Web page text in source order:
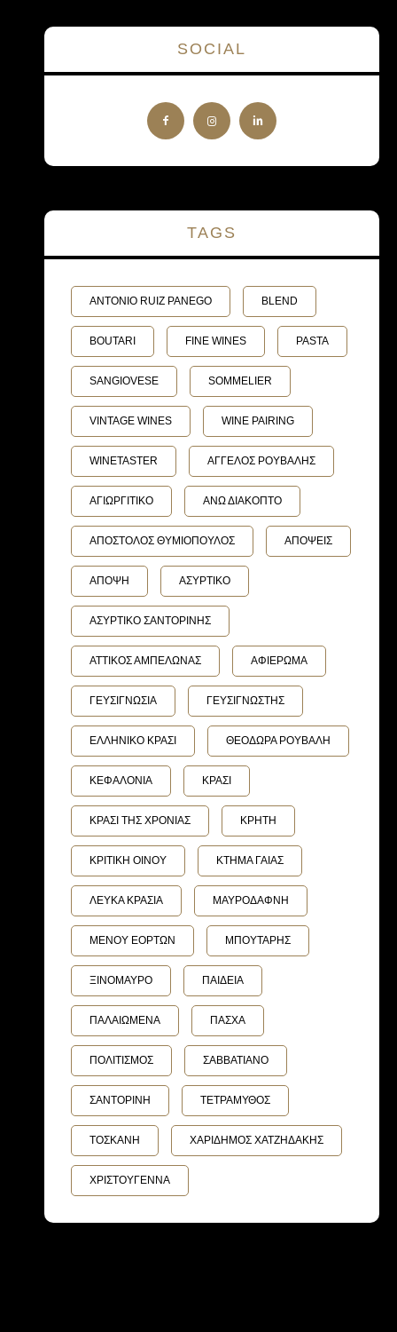
SOCIAL
TAGS
ANTONIO RUIZ PANEGO BLEND
BOUTARI FINE WINES PASTA
SANGIOVESE SOMMELIER
VINTAGE WINES WINE PAIRING
WINETASTER ΑΓΓΕΛΟΣ ΡΟΥΒΑΛΗΣ
ΑΓΙΩΡΓΙΤΙΚΟ ΑΝΩ ΔΙΑΚΟΠΤΟ
ΑΠΟΣΤΟΛΟΣ ΘΥΜΙΟΠΟΥΛΟΣ ΑΠΟΨΕΙΣ
ΑΠΟΨΗ ΑΣΥΡΤΙΚΟ
ΑΣΥΡΤΙΚΟ ΣΑΝΤΟΡΙΝΗΣ
ΑΤΤΙΚΟΣ ΑΜΠΕΛΩΝΑΣ ΑΦΙΕΡΩΜΑ
ΓΕΥΣΙΓΝΩΣΙΑ ΓΕΥΣΙΓΝΩΣΤΗΣ
ΕΛΛΗΝΙΚΟ ΚΡΑΣΙ ΘΕΟΔΩΡΑ ΡΟΥΒΑΛΗ
ΚΕΦΑΛΟΝΙΑ ΚΡΑΣΙ
ΚΡΑΣΙ ΤΗΣ ΧΡΟΝΙΑΣ ΚΡΗΤΗ
ΚΡΙΤΙΚΗ ΟΙΝΟΥ ΚΤΗΜΑ ΓΑΙΑΣ
ΛΕΥΚΑ ΚΡΑΣΙΑ ΜΑΥΡΟΔΑΦΝΗ
ΜΕΝΟΥ ΕΟΡΤΩΝ ΜΠΟΥΤΑΡΗΣ
ΞΙΝΟΜΑΥΡΟ ΠΑΙΔΕΙΑ
ΠΑΛΑΙΩΜΕΝΑ ΠΑΣΧΑ
ΠΟΛΙΤΙΣΜΟΣ ΣΑΒΒΑΤΙΑΝΟ
ΣΑΝΤΟΡΙΝΗ ΤΕΤΡΑΜΥΘΟΣ
ΤΟΣΚΑΝΗ ΧΑΡΙΔΗΜΟΣ ΧΑΤΖΗΔΑΚΗΣ
ΧΡΙΣΤΟΥΓΕΝΝΑ